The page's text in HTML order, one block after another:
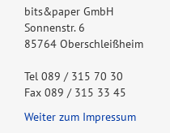
bits&paper GmbH
Sonnenstr. 6
85764 Oberschleißheim
Tel 089 / 315 70 30
Fax 089 / 315 33 45
Weiter zum Impressum